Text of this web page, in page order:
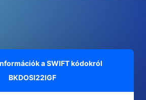
a SWIFT kódokról
BKDOSI22IGF